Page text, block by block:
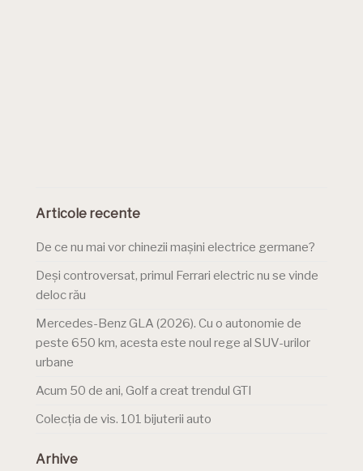
Articole recente
De ce nu mai vor chinezii mașini electrice germane?
Deși controversat, primul Ferrari electric nu se vinde
deloc rău
Mercedes-Benz GLA (2026). Cu o autonomie de
peste 650 km, acesta este noul rege al SUV-urilor
urbane
Acum 50 de ani, Golf a creat trendul GTI
Colecția de vis. 101 bijuterii auto
Arhive